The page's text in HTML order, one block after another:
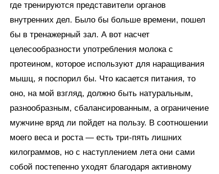
где тренируются представители органов
внутренних дел. Было бы больше времени, пошел
бы в тренажерный зал. А вот насчет
целесообразности употребления молока с
протеином, которое используют для наращивания
мышц, я поспорил бы. Что касается питания, то
оно, на мой взгляд, должно быть натуральным,
разнообразным, сбалансированным, а ограничение
мужчине вряд ли пойдет на пользу. В соотношении
моего веса и роста — есть три-пять лишних
килограммов, но с наступлением лета они сами
собой постепенно уходят благодаря активному